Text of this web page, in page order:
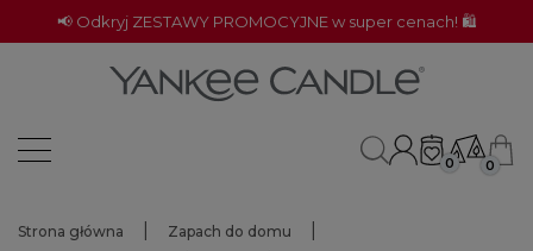
📢 Odkryj ZESTAWY PROMOCYJNE w super cenach! 🛍️
0 0
Strona główna
Zapach do domu